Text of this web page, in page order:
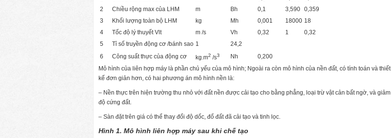
2
Chiều rộng max của LHM m Bh 0,1 3,590 0,359
3
Khối lượng toàn bộ LHM kg Mh 0,001 18000 18
4
Tốc độ lý thuyết Vlt m /s Vh 0,32 1
0,32
5
Tỉ số truyền động cơ /bánh sao 1
24,2
6
Công suất thực của động cơ kg.m2 /s3 Nh
0,200
Mô hình của liên hợp máy là phần chủ yếu của mô hình; Ngoài ra còn mô hình của nền đất, có tính toán và thiết
kế đơn giản hơn, có hai phương án mô hình nền là:
– Nền thực trên hiện trường thu nhỏ với đất nền được cải tạo cho bằng phẳng, loại trừ vật cản bất ngờ, và giảm
độ cứng đất.
– Sàn đặt trên giá có thể thay đổi độ dốc, đổ đất đã cải tạo và tinh lọc.
Hình 1. Mô hình liên hợp máy sau khi chế tạo